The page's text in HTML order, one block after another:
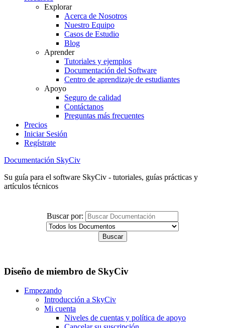
Explorar
Acerca de Nosotros
Nuestro Equipo
Casos de Estudio
Blog
Aprender
Tutoriales y ejemplos
Documentación del Software
Centro de aprendizaje de estudiantes
Apoyo
Seguro de calidad
Contáctanos
Preguntas más frecuentes
Precios
Iniciar Sesión
Regístrate
Documentación SkyCiv
Su guía para el software SkyCiv - tutoriales, guías prácticas y
artículos técnicos
Buscar por:
Diseño de miembro de SkyCiv
Empezando
Introducción a SkyCiv
Mi cuenta
Niveles de cuentas y política de apoyo